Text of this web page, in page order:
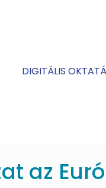
DIGITÁLIS
az